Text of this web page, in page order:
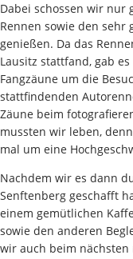
Dabei schossen wir nur
Rennen sowie den sehr
genießen. Da das
Lausitz stattfand, gab
Fangzäune um die
stattfindenden
Zäune beim
mussten wir leben,
mal um eine
Nachdem wir es dann
Senftenberg geschafft
einem gemütlichen
sowie den anderen
wir auch beim